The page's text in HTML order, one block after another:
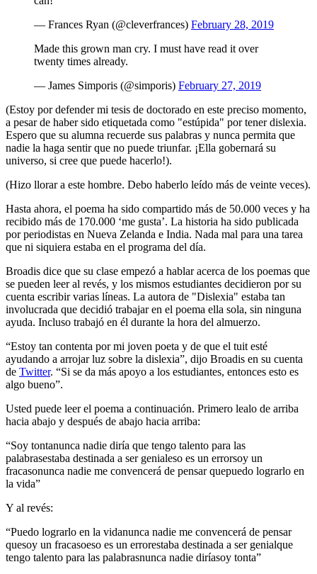
— Frances Ryan (@cleverfrances) February 28, 2019
Made this grown man cry. I must have read it over
twenty times already.
— James Simporis (@simporis) February 27, 2019
(Estoy por defender mi tesis de doctorado en este preciso momento,
a pesar de haber sido etiquetada como "estúpida" por tener dislexia.
Espero que su alumna recuerde sus palabras y nunca permita que
nadie la haga sentir que no puede triunfar. ¡Ella gobernará su
universo, si cree que puede hacerlo!).
(Hizo llorar a este hombre. Debo haberlo leído más de veinte veces).
Hasta ahora, el poema ha sido compartido más de 50.000 veces y ha
recibido más de 170.000 ‘me gusta’. La historia ha sido publicada
por periodistas en Nueva Zelanda e India. Nada mal para una tarea
que ni siquiera estaba en el programa del día.
Broadis dice que su clase empezó a hablar acerca de los poemas que
se pueden leer al revés, y los mismos estudiantes decidieron por su
cuenta escribir varias líneas. La autora de "Dislexia" estaba tan
involucrada que decidió trabajar en el poema ella sola, sin ninguna
ayuda. Incluso trabajó en él durante la hora del almuerzo.
“Estoy tan contenta por mi joven poeta y de que el tuit esté
ayudando a arrojar luz sobre la dislexia”, dijo Broadis en su cuenta
de Twitter. “Si se da más apoyo a los estudiantes, entonces esto es
algo bueno”.
Usted puede leer el poema a continuación. Primero lealo de arriba
hacia abajo y después de abajo hacia arriba:
“Soy tontanunca nadie diría que tengo talento para las
palabrasestaba destinada a ser genialeso es un errorsoy un
fracasonunca nadie me convencerá de pensar quepuedo lograrlo en
la vida”
Y al revés:
“Puedo lograrlo en la vidanunca nadie me convencerá de pensar
quesoy un fracasoeso es un errorestaba destinada a ser genialque
tengo talento para las palabrasnunca nadie diríasoy tonta”